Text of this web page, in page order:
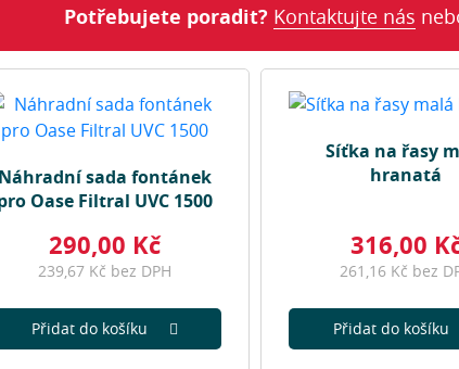
Potřebujete poradit? Kontaktujte nás
Náhradní sada fontánek
Oase Filtral UVC 1500
290,00 Kč
239,67 Kč bez DPH
Přidat do košíku
Síťka na řasy
hranatá
316,00
261,16 Kč bez
Přidat do košíku